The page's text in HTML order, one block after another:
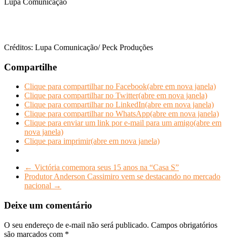
Lupa Comunicação
Créditos: Lupa Comunicação/ Peck Produções
Compartilhe
Clique para compartilhar no Facebook(abre em nova janela)
Clique para compartilhar no Twitter(abre em nova janela)
Clique para compartilhar no LinkedIn(abre em nova janela)
Clique para compartilhar no WhatsApp(abre em nova janela)
Clique para enviar um link por e-mail para um amigo(abre em
nova janela)
Clique para imprimir(abre em nova janela)
← Victória comemora seus 15 anos na “Casa S”
Produtor Anderson Cassimiro vem se destacando no mercado
nacional →
Deixe um comentário
O seu endereço de e-mail não será publicado. Campos obrigatórios
são marcados com *